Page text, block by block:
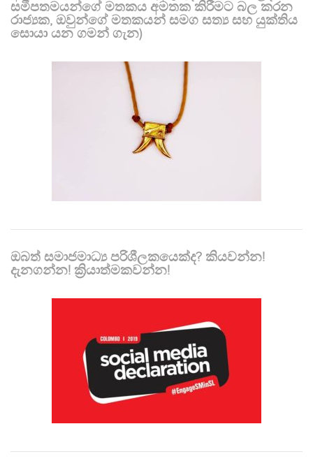
සමීපතමයන්ගේ මතකය අමතක කිරීමට බල කරන
රාජ්‍යක, ඔවුන්ගේ මතකයන් සමග සත්‍ය සහ යුක්තිය
සොයා යන ගමන් ගැන)
ඔබත් සමාජමාධ්‍ය පරිශීලකයෙක්ද? කියවන්න!
දැනගන්න! ක්‍රියාත්මකවන්න!